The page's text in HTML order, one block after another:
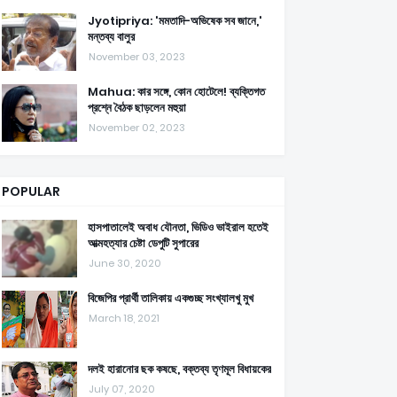
Jyotipriya: 'মমতাদি-অভিষেক সব জানে,'
মন্তব্য বালুর
November 03, 2023
Mahua: কার সঙ্গে, কোন হোটেলে! ব্যক্তিগত
প্রশ্নে বৈঠক ছাড়লেন মহুয়া
November 02, 2023
POPULAR
হাসপাতালেই অবাধ যৌনতা, ভিডিও ভাইরাল হতেই
আত্মহত্যার চেষ্টা ডেপুটি সুপারের
June 30, 2020
বিজেপির প্রার্থী তালিকায় একগুচ্ছ সংখ্যালখু মুখ
March 18, 2021
দলই হারানোর ছক কষছে, বক্তব্য তৃণমূল বিধায়কের
July 07, 2020